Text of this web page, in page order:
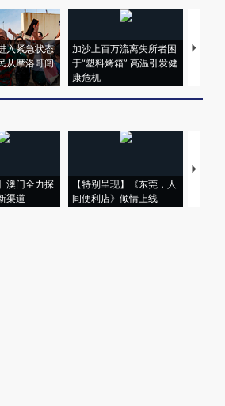
入紧急状态
从摩洛哥闯
加沙上百万流离失所者困
于“塑料烤箱” 高温引发健
康危机
视线
心“花
澳门全力探
渠道
【特别呈现】《东莞，人
间便利店》倾情上线
【推
会，